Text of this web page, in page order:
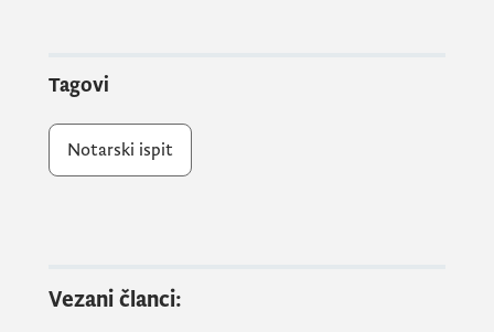
notarski ispit uplate iznos od 250.00eura, na
žiro račun 832-1132-02 u korist Ministarstva
Tagovi
Notarski ispit
Vezani članci: